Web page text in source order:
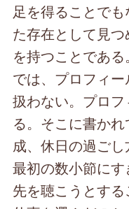
足を得ることで
た存在として見
を持つことであ
では、プロフィ
扱わない。プロ
る。そこに書か
成、休日の過ご
最初の数小節に
先を聴こうとす